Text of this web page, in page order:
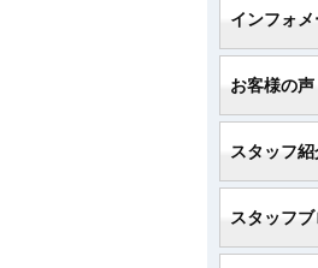
インフォ
お客様の声
スタッフ紹
スタッフ